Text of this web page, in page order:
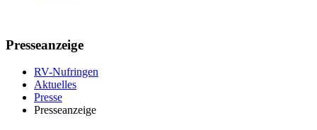
Presseanzeige
RV-Nufringen
Aktuelles
Presse
Presseanzeige